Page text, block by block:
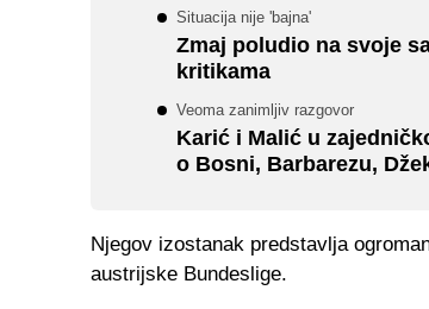
Situacija nije 'bajna'
Zmaj poludio na svoje
kritikama
Veoma zanimljiv razgovor
Karić i Malić u
o Bosni, Barbarezu,
Njegov izostanak predstavlja
austrijske Bundeslige.